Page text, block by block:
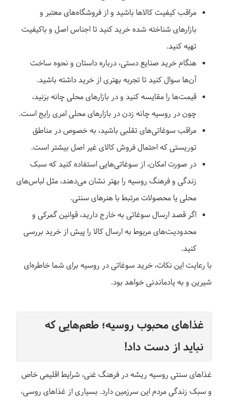
مراقب کیفیت کالاها باشید و از فروشگاه‌های معتبر و
بازارهای شناخته شده خرید کنید تا اجناس اصل و باکیفیت
تهیه کنید.
هنگام خرید صنایع دستی، درباره داستان و نحوه ساخت
آن‌ها سوال کنید تا تجربه بهتری از خرید داشته باشید.
قیمت‌ها را مقایسه کنید و در بازارهای محلی چانه بزنید،
چون در روسیه چانه زدن در بازارهای محلی امری رایج است.
مراقب سوغاتی‌های تقلبی باشید، به خصوص در مناطق
توریستی که احتمال فروش کالای غیر اصل بیشتر است.
در صورت امکان، از سوغاتی‌هایی استفاده کنید که سبک
زندگی و فرهنگ روسیه را بهتر نشان می‌دهند، مثل لباس‌های
محلی یا محصولات مرتبط با هنرهای سنتی.
اگر قصد ارسال سوغاتی به خارج دارید، قوانین گمرکی و
محدودیت‌های مربوط به ارسال کالا را پیش از خرید بررسی
کنید.
با رعایت این نکات، خرید سوغاتی در روسیه برای شما خاطره‌ای
شیرین و به یادماندنی خواهد بود.
غذاهای محبوب روسیه؛ طعم‌هایی که
نباید از دست داد!
غذاهای سنتی روسیه ریشه در فرهنگ‌ غنی، شرایط اقلیمی خاص
و سبک زندگی مردم این سرزمین دارد. بسیاری از غذاهای روسی،